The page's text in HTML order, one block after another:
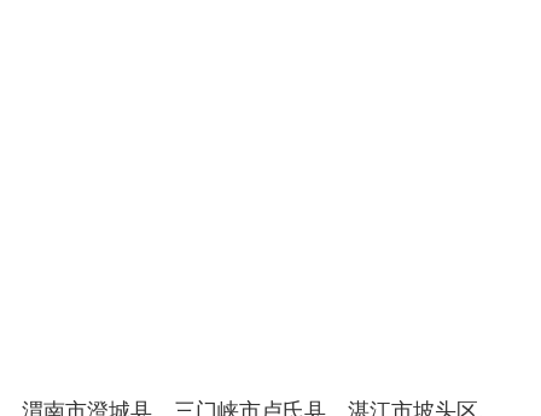
渭南市澄城县、三门峡市卢氏县、湛江市坡头区、